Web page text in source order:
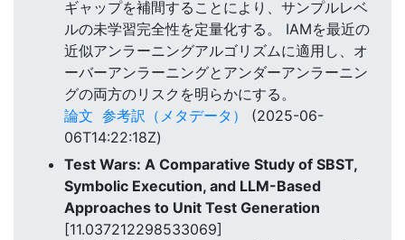
ギャップを補間することにより、サンプルレベ
ルの未学習完全性を定量化する。 IAMを最近の
近似アンラーニングアルゴリズムに適用し、オ
ーバーアンラーニングとアンダーアンラーニン
グの両方のリスクを明らかにする。
論文 参考訳（メタデータ）
(2025-06-
06T14:22:18Z)
Test Wars: A Comparative Study of SBST,
Symbolic Execution, and LLM-Based
Approaches to Unit Test Generation
[11.037212298533069]